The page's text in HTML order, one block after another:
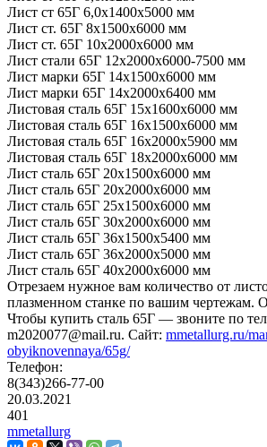
Лист ст 65Г 6,0х1400х5000 мм
Лист ст. 65Г 8x1500x6000 мм
Лист ст. 65Г 10х2000х6000 мм
Лист стали 65Г 12х2000х6000-7500 мм
Лист марки 65Г 14x1500x6000 мм
Лист марки 65Г 14x2000x6400 мм
Листовая сталь 65Г 15х1600х6000 мм
Листовая сталь 65Г 16х1500х6000 мм
Листовая сталь 65Г 16х2000х5900 мм
Листовая сталь 65Г 18х2000х6000 мм
Лист сталь 65Г 20х1500х6000 мм
Лист сталь 65Г 20х2000х6000 мм
Лист сталь 65Г 25х1500х6000 мм
Лист сталь 65Г 30х2000х6000 мм
Лист сталь 65Г 36х1500х5400 мм
Лист сталь 65Г 36х2000х5000 мм
Лист сталь 65Г 40х2000х6000 мм
Отрезаем нужное вам количество от
плазменном станке по вашим чертежам.
Чтобы купить сталь 65Г — звоните по
m2020077@mail.ru. Сайт: mmetallurg.ru/
obyiknovennaya/65g/
Телефон:
8(343)266-77-00
20.03.2021
401
mmetallurg